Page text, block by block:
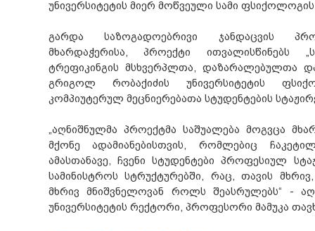
უნივერსიტეტის მიერ მოწვეული სამი
გარდა საზოგადოებრივი ჯანდაცვის
მხარდაჭერისა, პროექტი ითვალისწინებს
ტრეფიკინგის მსხვერპლთა, დაზარალებულთა
გრიგოლ რობაქიძის უნივერსიტეტის
კომპიუტერულ მეცნიერებათა სტუდენტების
„აღნიშნულმა პროექტმა საშუალება მოგვცა
მქონე ადამიანებისთვის, რომლებიც
ამასთანავე, ჩვენი სტუდენტები პროფესიულ
სამინისტროს სტრუქტურებში, რაც, თავის
მხრივ მნიშვნელოვან როლს შეასრულებს“ -
უნივერსიტეტის რექტორი, პროფესორი მამუკა